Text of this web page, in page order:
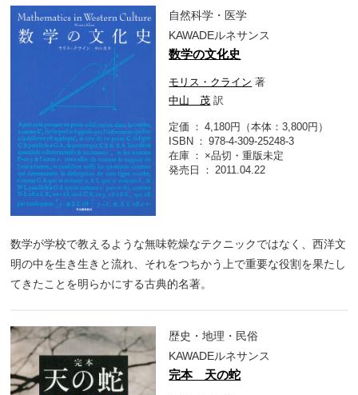
自然科学・医学
KAWADEルネサンス
数学の文化史
モリス・クライン 著
中山 茂 訳
定価
4,180円（本体：3,800円）
ISBN
978-4-309-25248-3
在庫
×品切・重版未定
発売日
2011.04.22
数学が学校で教えるような無味乾燥なテクニックではなく、西洋文
明の中を生き生きと流れ、それをつちかう上で重要な役割を果たし
てきたことを明らかにする古典的名著。
歴史・地理・民俗
KAWADEルネサンス
完本 天の蛇